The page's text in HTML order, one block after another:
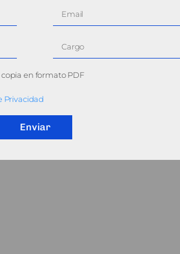
en formato PDF
Privacidad
Enviar